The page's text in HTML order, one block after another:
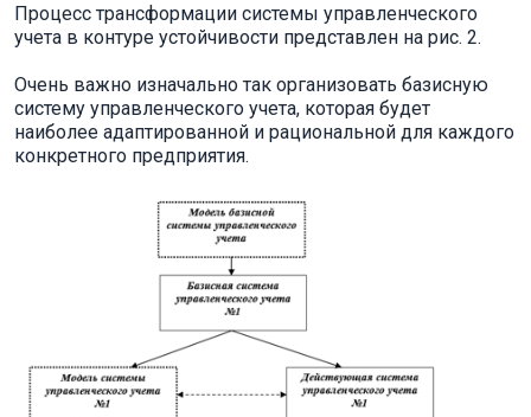
Процесс трансформации системы управленческого
учета в контуре устойчивости представлен на рис. 2.
Очень важно изначально так организовать базисную
систему управленческого учета, которая будет
наиболее адаптированной и рациональной для каждого
конкретного предприятия.